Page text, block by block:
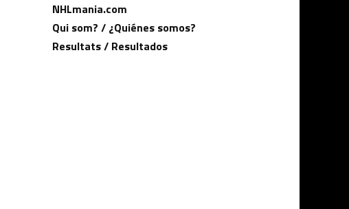
NHLmania.com
Qui som? / ¿Quiénes somos?
Resultats / Resultados